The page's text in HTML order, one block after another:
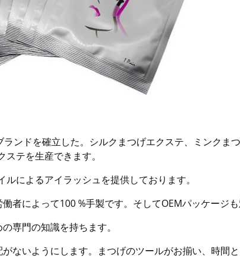
ンドを確立した。シルクまつげエクステ、ミンクま
テを生産できます。
によるアイラッシュを提供しております。
者によって100 %手製です。そしてOEMパッケージも
専門の知識を持ちます。
ないようにします。まつげのツールがお揃い、時間